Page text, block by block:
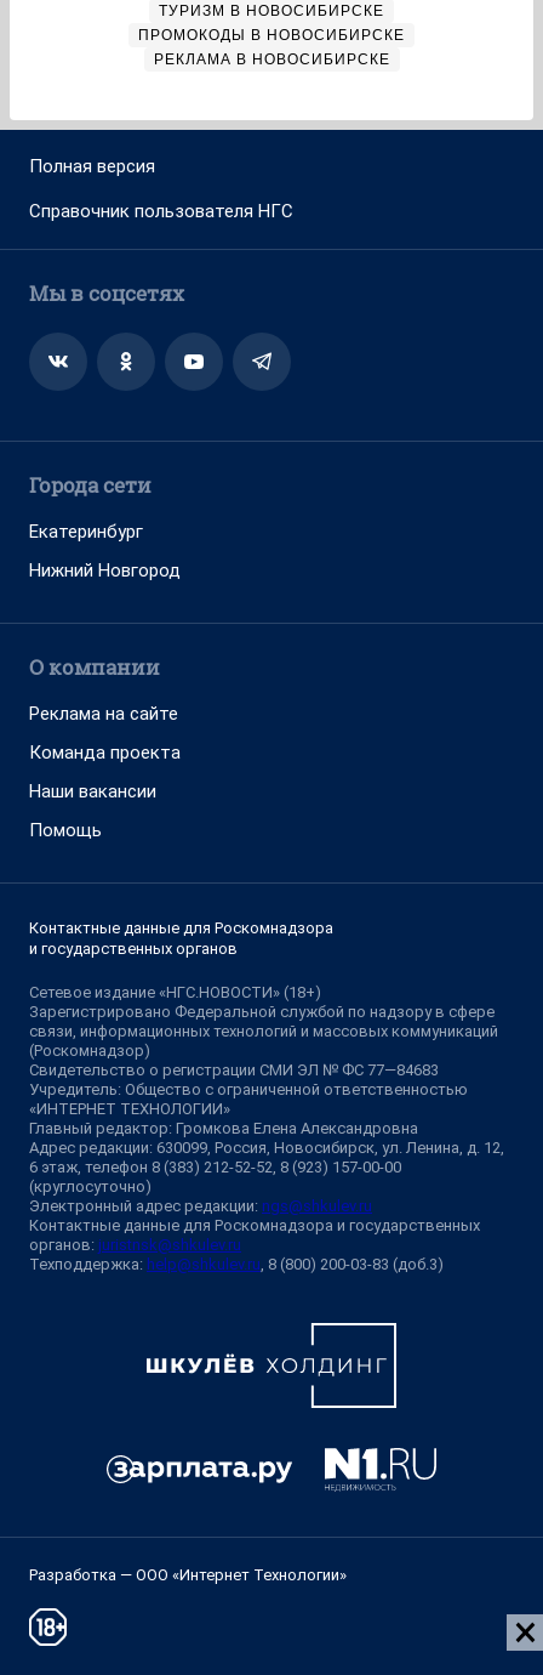
ТУРИЗМ В НОВОСИБИРСКЕ
ПРОМОКОДЫ В НОВОСИБИРСКЕ
РЕКЛАМА В НОВОСИБИРСКЕ
Полная версия
Справочник пользователя НГС
Мы в соцсетях
Города сети
Екатеринбург
Нижний Новгород
О компании
Реклама на сайте
Команда проекта
Наши вакансии
Помощь
Контактные данные для Роскомнадзора
и государственных органов
Сетевое издание «НГС.НОВОСТИ» (18+)
Зарегистрировано Федеральной службой по надзору в сфере
связи, информационных технологий и массовых коммуникаций
(Роскомнадзор)
Свидетельство о регистрации СМИ ЭЛ № ФС 77—84683
Учредитель: Общество с ограниченной ответственностью
«ИНТЕРНЕТ ТЕХНОЛОГИИ»
Главный редактор: Громкова Елена Александровна
Адрес редакции: 630099, Россия, Новосибирск, ул. Ленина, д. 12,
6 этаж, телефон 8 (383) 212-52-52, 8 (923) 157-00-00
(круглосуточно)
Электронный адрес редакции: ngs@shkulev.ru
Контактные данные для Роскомнадзора и государственных
органов: juristnsk@shkulev.ru
Техподдержка: help@shkulev.ru , 8 (800) 200-03-83 (доб.3)
Разработка — ООО «Интернет Технологии»